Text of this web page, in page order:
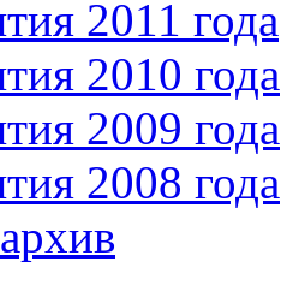
2011 года
2010 года
2009 года
2008 года